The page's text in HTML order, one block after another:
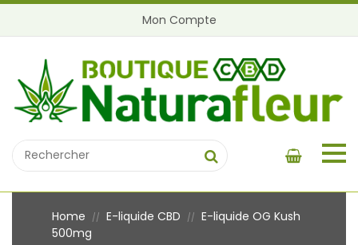
Mon Compte
Home // E-liquide CBD // E-liquide OG Kush
500mg